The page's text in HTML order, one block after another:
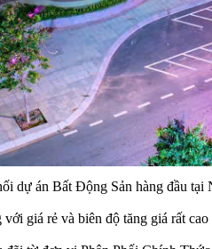
dự án Bất Động Sản hàng đầu
giá rẻ và biên độ tăng giá rất